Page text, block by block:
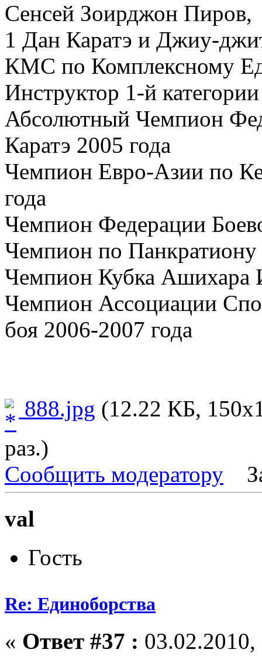
Сенсей Зоирджон Пиров,
1 Дан Каратэ и Джиу-
КМС по Комплексному
Инструктор 1-й категории
Абсолютный Чемпион
Каратэ 2005 года
Чемпион Евро-Азии по
года
Чемпион Федерации
Чемпион по Панкратиону
Чемпион Кубка Ашихара
Чемпион Ассоциации
боя 2006-2007 года
888.jpg (12.22 КБ,
раз.)
Сообщить модератору
val
Гость
Re: Единоборства
« Ответ #37 :